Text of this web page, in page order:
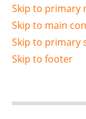
Skip to primary
Skip to main
Skip to primary
Skip to footer